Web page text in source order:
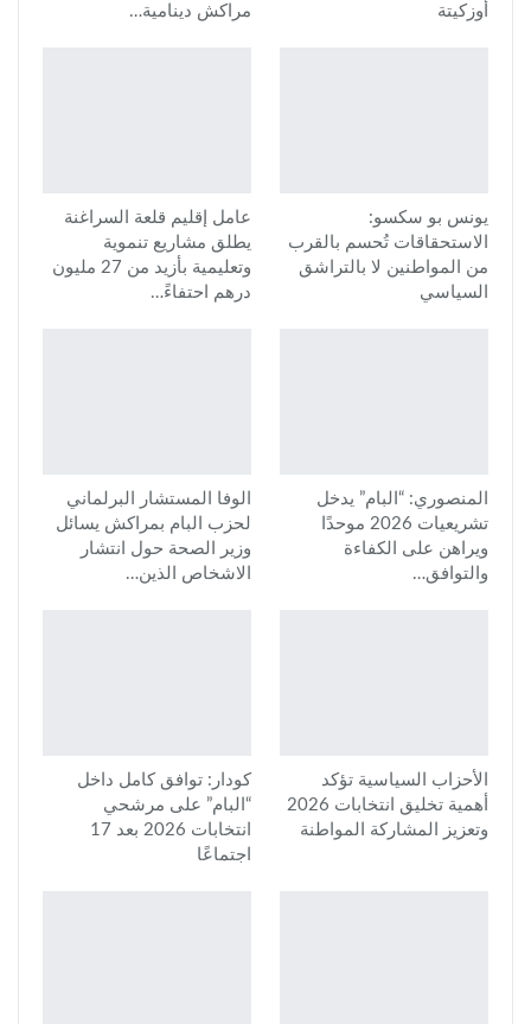
مراكش دينامية…
أوزكيتة
عامل إقليم قلعة السراغنة
يطلق مشاريع تنموية
وتعليمية بأزيد من 27 مليون
درهم احتفاءً…
يونس بو سكسو:
الاستحقاقات تُحسم بالقرب
من المواطنين لا بالتراشق
السياسي
الوفا المستشار البرلماني
لحزب البام بمراكش يسائل
وزير الصحة حول انتشار
الاشخاص الذين…
المنصوري: “البام” يدخل
تشريعيات 2026 موحدًا
ويراهن على الكفاءة
والتوافق…
كودار: توافق كامل داخل
“البام” على مرشحي
انتخابات 2026 بعد 17
اجتماعًا
الأحزاب السياسية تؤكد
أهمية تخليق انتخابات 2026
وتعزيز المشاركة المواطنة